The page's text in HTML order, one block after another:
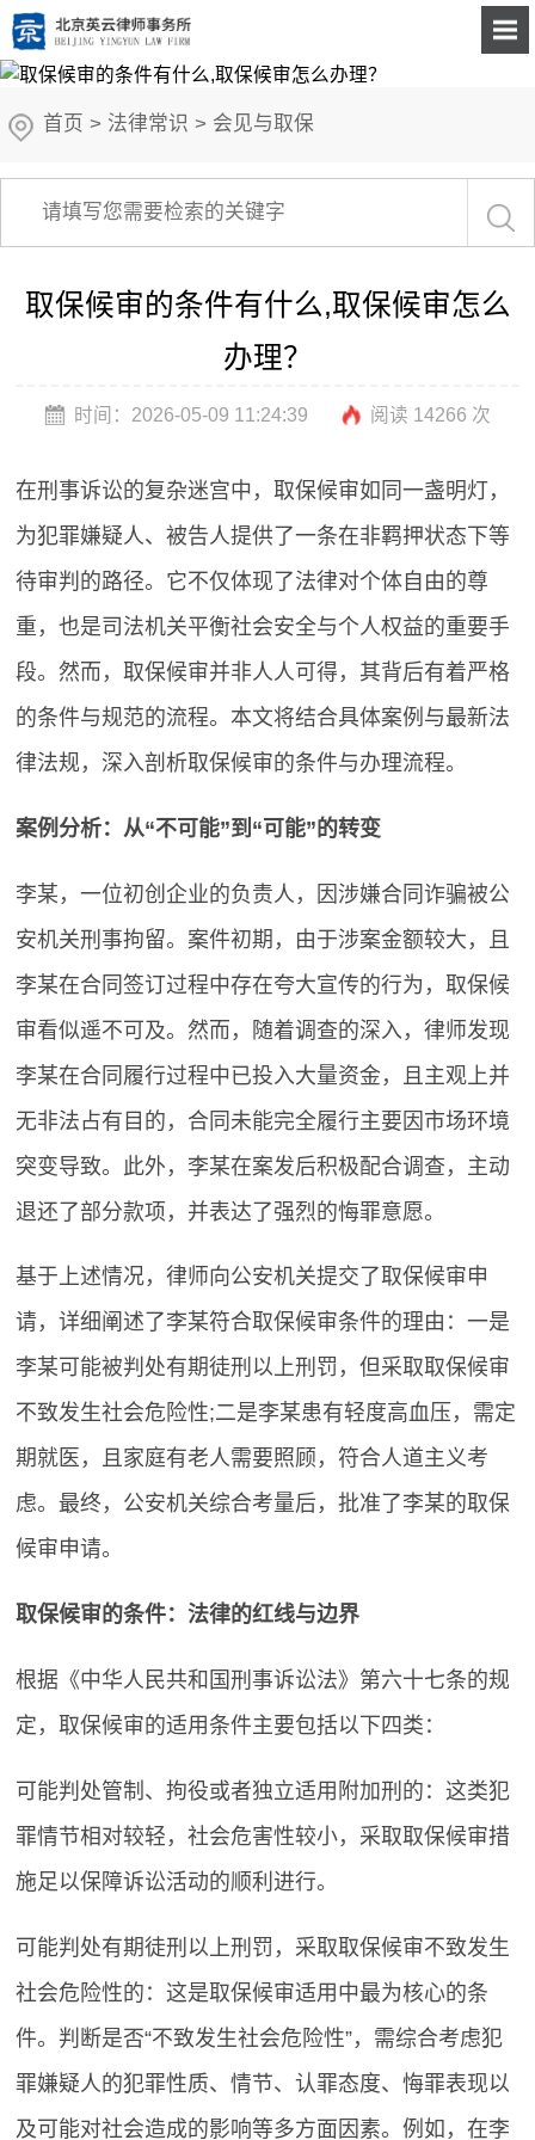
首页 > 法律常识 > 会见与取保
取保候审的条件有什么,取保候审怎么
办理？
时间：2026-05-09 11:24:39 阅读 14266 次
在刑事诉讼的复杂迷宫中，取保候审如同一盏明灯，
为犯罪嫌疑人、被告人提供了一条在非羁押状态下等
待审判的路径。它不仅体现了法律对个体自由的尊
重，也是司法机关平衡社会安全与个人权益的重要手
段。然而，取保候审并非人人可得，其背后有着严格
的条件与规范的流程。本文将结合具体案例与最新法
律法规，深入剖析取保候审的条件与办理流程。
案例分析：从“不可能”到“可能”的转变
李某，一位初创企业的负责人，因涉嫌合同诈骗被公
安机关刑事拘留。案件初期，由于涉案金额较大，且
李某在合同签订过程中存在夸大宣传的行为，取保候
审看似遥不可及。然而，随着调查的深入，律师发现
李某在合同履行过程中已投入大量资金，且主观上并
无非法占有目的，合同未能完全履行主要因市场环境
突变导致。此外，李某在案发后积极配合调查，主动
退还了部分款项，并表达了强烈的悔罪意愿。
基于上述情况，律师向公安机关提交了取保候审申
请，详细阐述了李某符合取保候审条件的理由：一是
李某可能被判处有期徒刑以上刑罚，但采取取保候审
不致发生社会危险性;二是李某患有轻度高血压，需定
期就医，且家庭有老人需要照顾，符合人道主义考
虑。最终，公安机关综合考量后，批准了李某的取保
候审申请。
取保候审的条件：法律的红线与边界
根据《中华人民共和国刑事诉讼法》第六十七条的规
定，取保候审的适用条件主要包括以下四类：
可能判处管制、拘役或者独立适用附加刑的：这类犯
罪情节相对较轻，社会危害性较小，采取取保候审措
施足以保障诉讼活动的顺利进行。
可能判处有期徒刑以上刑罚，采取取保候审不致发生
社会危险性的：这是取保候审适用中最为核心的条
件。判断是否“不致发生社会危险性”，需综合考虑犯
罪嫌疑人的犯罪性质、情节、认罪态度、悔罪表现以
及可能对社会造成的影响等多方面因素。例如，在李